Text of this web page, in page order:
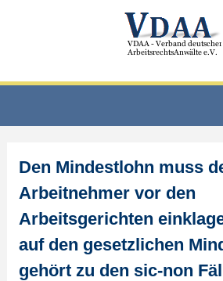
Den Mindestlohn muss
Arbeitnehmer vor den
Arbeitsgerichten
auf den gesetzlichen
gehört zu den sic-non